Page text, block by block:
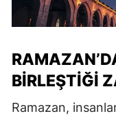
BIRLEŞTIĞI
Ramazan,